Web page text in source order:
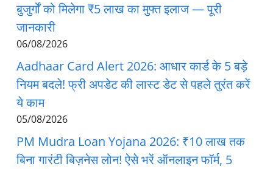
बुजुर्गों को मिलेगा ₹5 लाख का मुफ्त इलाज — पूरी
जानकारी
06/08/2026
Aadhaar Card Alert 2026: आधार कार्ड के 5 बड़े
नियम बदले! फ्री अपडेट की लास्ट डेट से पहले तुरंत करें
ये काम
05/08/2026
PM Mudra Loan Yojana 2026: ₹10 लाख तक
बिना गारंटी बिज़नेस लोन! ऐसे भरें ऑनलाइन फॉर्म, 5